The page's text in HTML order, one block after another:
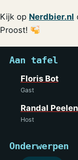
Kijk op Nerdbier.nl
Proost!
Aan tafel
Floris Bot
Gast
Randal Peelen
Host
Onderwerpen